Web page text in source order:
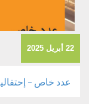
22 أبريل 2025
عدد خاص –